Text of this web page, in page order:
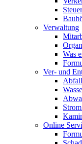
Verwaltung
Was
Ver- und
Online